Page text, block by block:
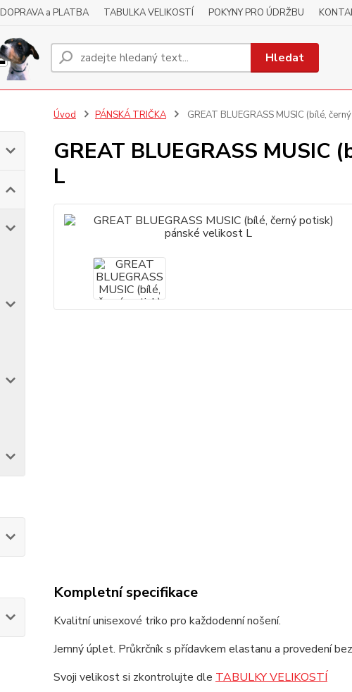
DOPRAVA a PLATBA TABULKA VELIKOSTÍ POKYNY PRO ÚDRŽBU
Hledat
Úvod PÁNSKÁ TRIČKA GREAT BLUEGRASS MUSIC (bílé,
GREAT BLUEGRASS
L
Kompletní specifikace
Kvalitní unisexové triko pro každodenní nošení.
Jemný úplet. Průkrčník s přídavkem elastanu a provedení
Svoji velikost si zkontrolujte dle TABULKY VELIKOSTÍ